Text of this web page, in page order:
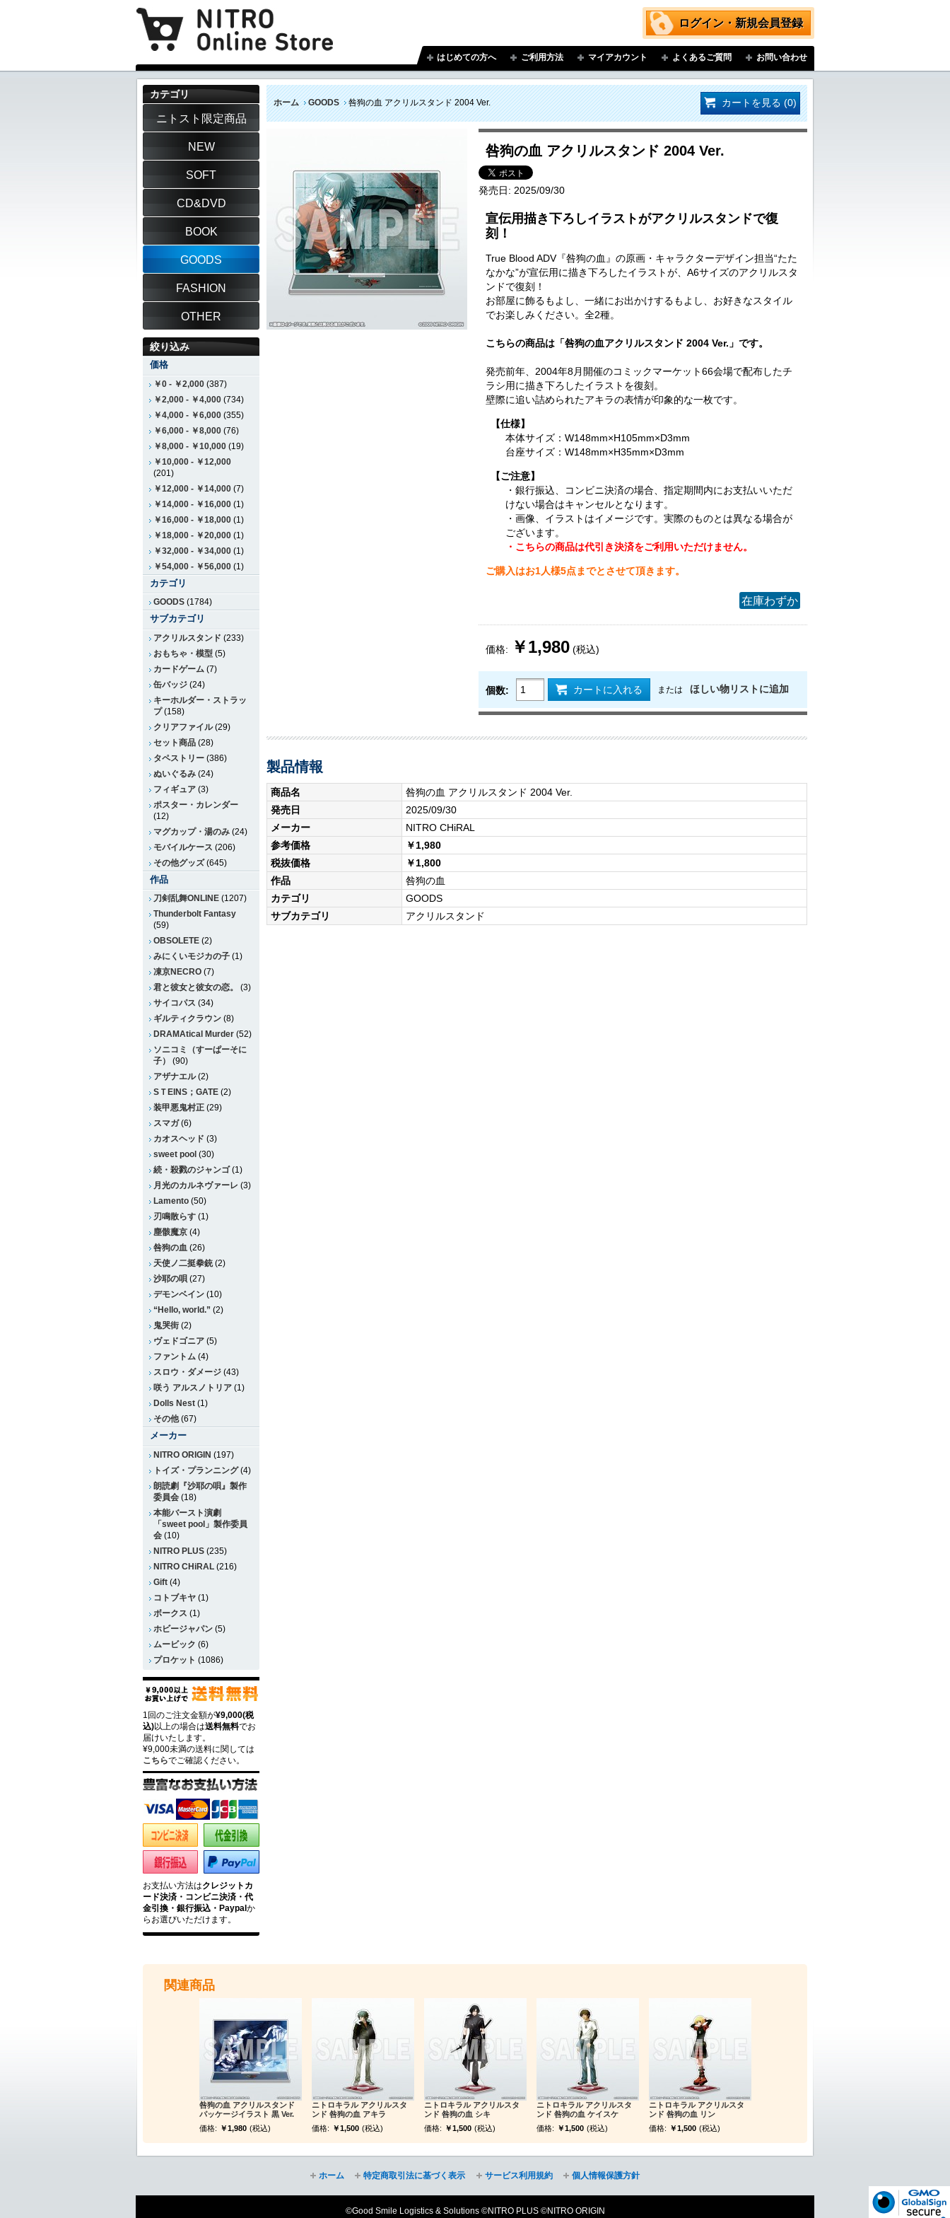
ログイン・新規会員登録
はじめての方へ ご利用方法 マイアカウント よくあるご質問 お問い合わせ
ホーム GOODS 咎狗の血 アクリルスタンド 2004 Ver. カートを見る (0)
咎狗の血 アクリルスタンド 2004 Ver.
発売日: 2025/09/30
宣伝用描き下ろしイラストがアクリルスタンドで復
刻！
True Blood ADV『咎狗の血』の原画・キャラクターデザイン担当“たた
なかな”が宣伝用に描き下ろしたイラストが、A6サイズのアクリルスタ
ンドで復刻！
お部屋に飾るもよし、一緒にお出かけするもよし、お好きなスタイル
でお楽しみください。全2種。
こちらの商品は「咎狗の血アクリルスタンド 2004 Ver.」です。
発売前年、2004年8月開催のコミックマーケット66会場で配布したチ
ラシ用に描き下ろしたイラストを復刻。
壁際に追い詰められたアキラの表情が印象的な一枚です。
【仕様】
本体サイズ：W148mm×H105mm×D3mm
台座サイズ：W148mm×H35mm×D3mm
【ご注意】
・銀行振込、コンビニ決済の場合、指定期間内にお支払いいただ
けない場合はキャンセルとなります。
・画像、イラストはイメージです。実際のものとは異なる場合が
ございます。
・こちらの商品は代引き決済をご利用いただけません。
ご購入はお1人様5点までとさせて頂きます。
在庫わずか
価格: ￥1,980 (税込)
個数: カートに入れる または ほしい物リストに追加
製品情報
商品名
咎狗の血 アクリルスタンド 2004 Ver.
発売日
2025/09/30
メーカー
NITRO CHiRAL
参考価格
￥1,980
税抜価格
￥1,800
作品
咎狗の血
カテゴリ
GOODS
サブカテゴリ
アクリルスタンド
カテゴリ
ニトスト限定商品
NEW
SOFT
CD&DVD
BOOK
GOODS
FASHION
OTHER
絞り込み
価格
￥0 - ￥2,000 (387)
￥2,000 - ￥4,000 (734)
￥4,000 - ￥6,000 (355)
￥6,000 - ￥8,000 (76)
￥8,000 - ￥10,000 (19)
￥10,000 - ￥12,000
(201)
￥12,000 - ￥14,000 (7)
￥14,000 - ￥16,000 (1)
￥16,000 - ￥18,000 (1)
￥18,000 - ￥20,000 (1)
￥32,000 - ￥34,000 (1)
￥54,000 - ￥56,000 (1)
カテゴリ
GOODS (1784)
サブカテゴリ
アクリルスタンド (233)
おもちゃ・模型 (5)
カードゲーム (7)
缶バッジ (24)
キーホルダー・ストラッ
プ(158)
クリアファイル(29)
セット商品 (28)
タペストリー (386)
ぬいぐるみ (24)
フィギュア (3)
ポスター・カレンダー
(12)
マグカップ・湯のみ (24)
モバイルケース (206)
その他グッズ(645)
作品
刀剣乱舞ONLINE (1207)
Thunderbolt Fantasy
(59)
OBSOLETE (2)
みにくいモジカの子 (1)
凍京NECRO (7)
君と彼女と彼女の恋。
(3)
サイコパス (34)
ギルティクラウン (8)
DRAMAtical Murder (52)
ソニコミ（すーぱーそに
子）
(90)
アザナエル(2)
SＴEINS；GATE (2)
装甲悪鬼村正 (29)
スマガ(6)
カオスヘッド (3)
sweet pool (30)
続・殺戮のジャンゴ(1)
月光のカルネヴァーレ (3)
Lamento (50)
刃鳴散らす (1)
塵骸魔京 (4)
咎狗の血 (26)
天使ノ二挺拳銃(2)
沙耶の唄 (27)
デモンベイン (10)
“Hello, world.” (2)
鬼哭街 (2)
ヴェドゴニア (5)
ファントム (4)
スロウ・ダメージ (43)
咲う アルスノトリア (1)
Dolls Nest (1)
その他(67)
メーカー
NITRO ORIGIN (197)
トイズ・プランニング(4)
朗読劇『沙耶の唄』製作
委員会 (18)
本能バースト演劇
「sweet pool」製作委員
会 (10)
NITRO PLUS (235)
NITRO CHiRAL (216)
Gift (4)
コトブキヤ (1)
ボークス (1)
ホビージャパン (5)
ムービック (6)
プロケット (1086)
1回のご注文金額が¥9,000(税
込)以上の場合は送料無料でお
届けいたします。
¥9,000未満の送料に関しては
こちらでご確認ください。
お支払い方法はクレジットカ
ード決済・コンビニ決済・代
金引換・銀行振込・Paypalか
らお選びいただけます。
関連商品
咎狗の血 アクリルスタンド
パッケージイラスト 黒 Ver.
価格: ￥1,980 (税込)
ニトロキラル アクリルスタ
ンド 咎狗の血 アキラ
価格: ￥1,500 (税込)
ニトロキラル アクリルスタ
ンド 咎狗の血 シキ
価格: ￥1,500 (税込)
ニトロキラル アクリルスタ
ンド 咎狗の血 ケイスケ
価格: ￥1,500 (税込)
ニトロキラル アクリルスタ
ンド 咎狗の血 リン
価格: ￥1,500 (税込)
ホーム 特定商取引法に基づく表示 サービス利用規約 個人情報保護方針
©Good Smile Logistics & Solutions ©NITRO PLUS ©NITRO ORIGIN